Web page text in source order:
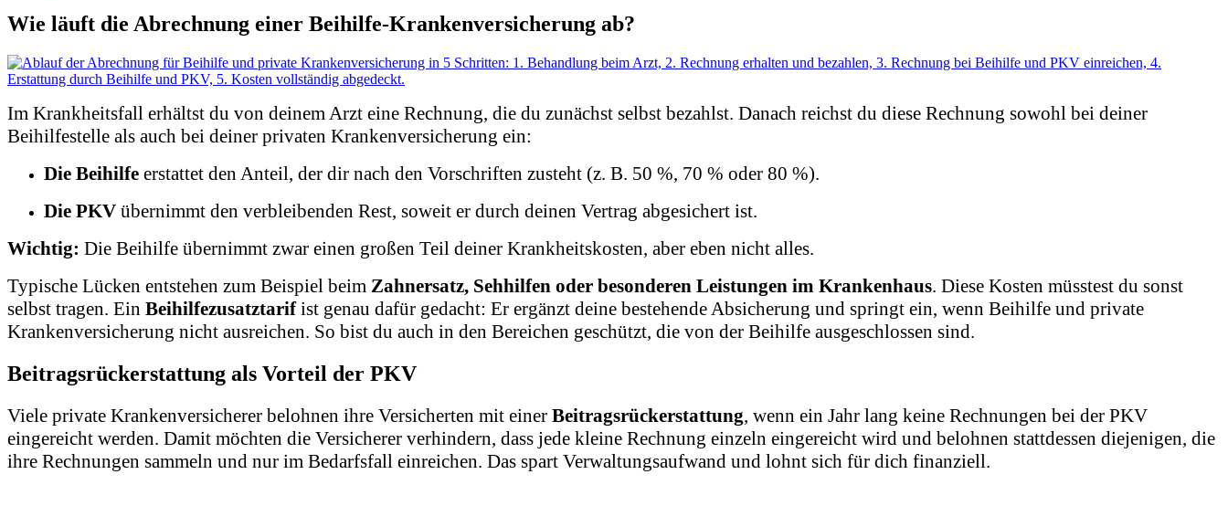
Wie läuft die Abrechnung einer Beihilfe-Krankenversicherung ab?
Im Krankheitsfall erhältst du von deinem Arzt eine Rechnung, die du zunächst selbst bezahlst. Danach reichst du diese Rechnung sowohl bei deiner
Beihilfestelle als auch bei deiner privaten Krankenversicherung ein:
Die Beihilfe erstattet den Anteil, der dir nach den Vorschriften zusteht (z. B. 50 %, 70 % oder 80 %).
Die PKV übernimmt den verbleibenden Rest, soweit er durch deinen Vertrag abgesichert ist.
Wichtig: Die Beihilfe übernimmt zwar einen großen Teil deiner Krankheitskosten, aber eben nicht alles.
Typische Lücken entstehen zum Beispiel beim Zahnersatz, Sehhilfen oder besonderen Leistungen im Krankenhaus. Diese Kosten müsstest du sonst
selbst tragen. Ein Beihilfezusatztarifist genau dafür gedacht: Er ergänzt deine bestehende Absicherung und springt ein, wenn Beihilfe und private
Krankenversicherung nicht ausreichen. So bist du auch in den Bereichen geschützt, die von der Beihilfe ausgeschlossen sind.
Beitragsrückerstattung als Vorteil der PKV
Viele private Krankenversicherer belohnen ihre Versicherten mit einer Beitragsrückerstattung, wenn ein Jahr lang keine Rechnungen bei der PKV
eingereicht werden. Damit möchten die Versicherer verhindern, dass jede kleine Rechnung einzeln eingereicht wird und belohnen stattdessen diejenigen, die
ihre Rechnungen sammeln und nur im Bedarfsfall einreichen. Das spart Verwaltungsaufwand und lohnt sich für dich finanziell.